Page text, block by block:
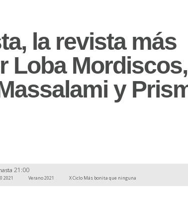
la revista más
Loba Mordiscos,
y
21:00
2021 Verano 2021 X Ciclo Más bonita que ninguna